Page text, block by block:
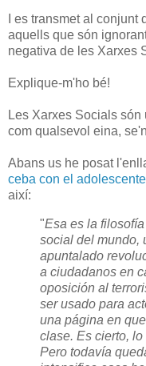
I es transmet al
aquells que són
negativa de les Xarxes
Explique-m'ho bé!
Les Xarxes Socials
com qualsevol eina,
Abans us he posat
ceba con el
així:
"Esa es la
social del mundo,
apuntalado
a ciudadanos en
oposición al
ser usado para
una página en
clase. Es cierto,
Pero todavía